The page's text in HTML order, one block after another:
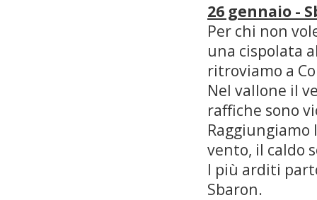
26 gennaio -
Per chi non
una cispolata
ritroviamo a
Nel vallone il
raffiche sono
vento, il caldo
I più arditi
Sbaron.